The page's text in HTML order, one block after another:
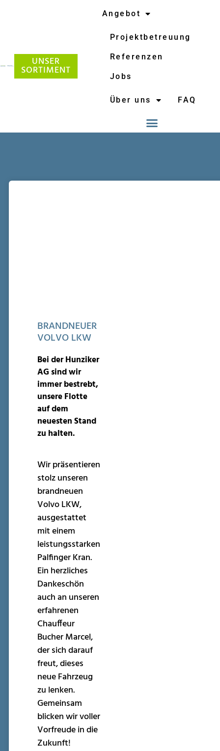
UNSER
SORTIMENT
Angebot
Projektbetreuung
Referenzen
Jobs
Über uns FAQ
BRANDNEUER
VOLVO LKW
Bei der Hunziker
AG sind wir
immer bestrebt,
unsere Flotte
auf dem
neuesten Stand
zu halten.
Wir präsentieren
stolz unseren
brandneuen
Volvo LKW,
ausgestattet
mit einem
leistungsstarken
Palfinger Kran.
Ein herzliches
Dankeschön
auch an unseren
erfahrenen
Chauffeur
Bucher Marcel,
der sich darauf
freut, dieses
neue Fahrzeug
zu lenken.
Gemeinsam
blicken wir voller
Vorfreude in die
Zukunft!